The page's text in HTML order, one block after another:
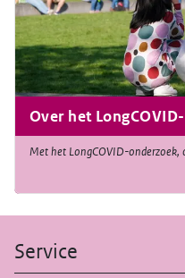
Over het
Met het LongCOVID-onderzoek,
Service